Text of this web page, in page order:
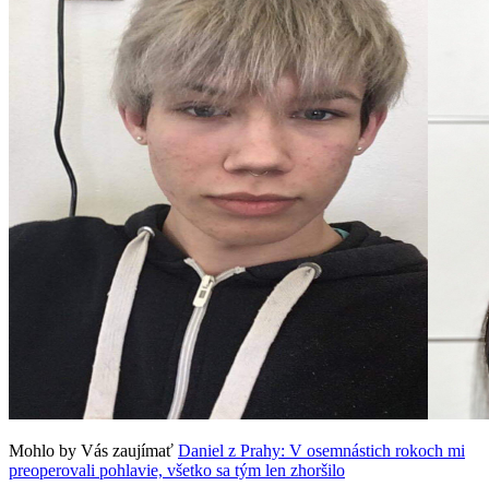
Mohlo by Vás zaujímať Daniel z Prahy: V osemnástich rokoch mi
preoperovali pohlavie, všetko sa tým len zhoršilo